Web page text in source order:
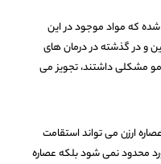
که مواد موجود در این
و در گذشته در درمان های
مشکلی داشتند، تجویز می
ارزن می تواند استقامت
محدود نمی شود بلکه عصاره